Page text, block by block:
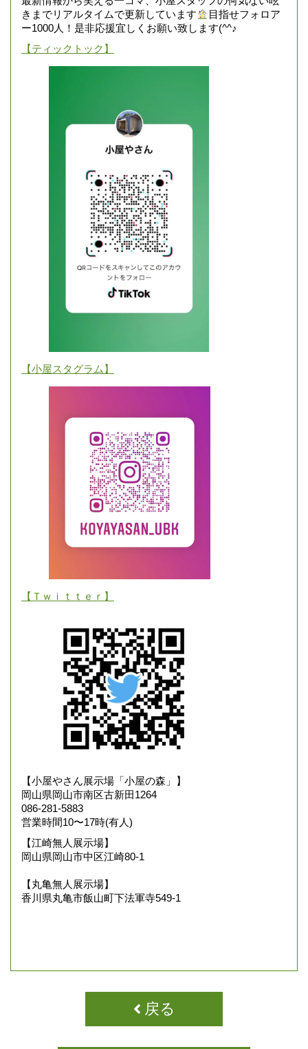
きまでリアルタイムで更新しています
目指せフォロア
ー1000人！是非応援宜しくお願い致します(^^♪
【ティックトック】
【小屋スタグラム】
【Ｔｗｉｔｔｅｒ】
【小屋やさん展示場「小屋の森」】
岡山県岡山市南区古新田1264
086-281-5883
営業時間10〜17時(有人)
【江崎無人展示場】
岡山県岡山市中区江崎80-1
【丸亀無人展示場】
香川県丸亀市飯山町下法軍寺549-1
戻る